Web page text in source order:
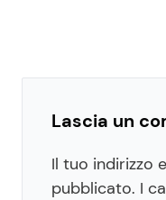
Lascia un
Il tuo indirizzo
pubblicato. I